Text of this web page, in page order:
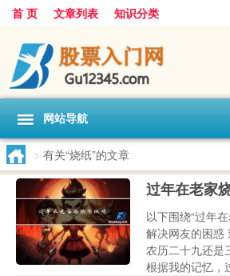
首 页 文章列表 知识分类
网站导航
> 有关“烧纸”的文章
过年在老家
以下围绕“过年
解决网友的困惑
农历二十九还是
根据我的记忆，